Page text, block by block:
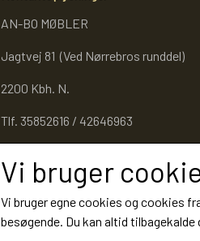
AN-BO MØBLER
Jagtvej 81 (Ved Nørrebros runddel)
2200 Kbh. N.
Tlf. 35852616 / 42646963
Vi bruger
Vi bruger egne cookies og cookies
besøgende. Du kan altid